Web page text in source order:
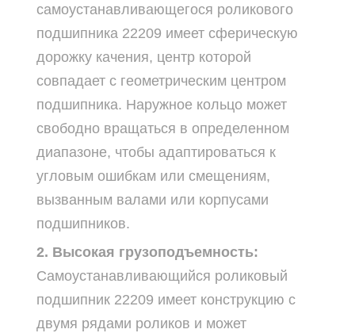
самоустанавливающегося роликового
подшипника 22209 имеет сферическую
дорожку качения, центр которой
совпадает с геометрическим центром
подшипника. Наружное кольцо может
свободно вращаться в определенном
диапазоне, чтобы адаптироваться к
угловым ошибкам или смещениям,
вызванным валами или корпусами
подшипников.
2. Высокая грузоподъемность:
Самоустанавливающийся роликовый
подшипник 22209 имеет конструкцию с
двумя рядами роликов и может